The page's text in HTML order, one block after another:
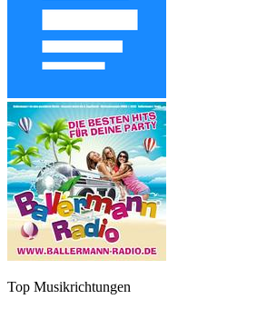
Top Musikrichtungen